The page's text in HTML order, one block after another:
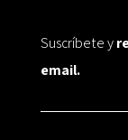
Suscríbete y
email.